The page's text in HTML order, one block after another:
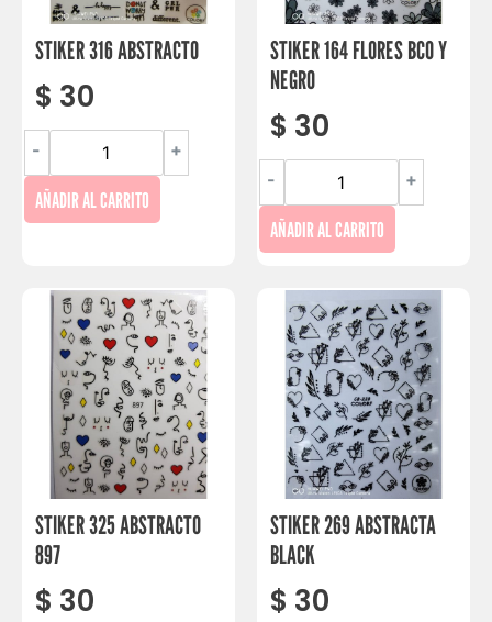
STIKER 316 ABSTRACTO
$ 30
- +
AÑADIR AL CARRITO
STIKER 164 FLORES BCO Y
NEGRO
$ 30
- +
AÑADIR AL CARRITO
STIKER 325 ABSTRACTO
897
$ 30
STIKER 269 ABSTRACTA
BLACK
$ 30